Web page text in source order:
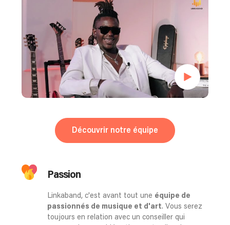
Découvrir notre équipe
Passion
Linkaband, c'est avant tout une équipe de
passionnés de musique et d'art. Vous serez
toujours en relation avec un conseiller qui